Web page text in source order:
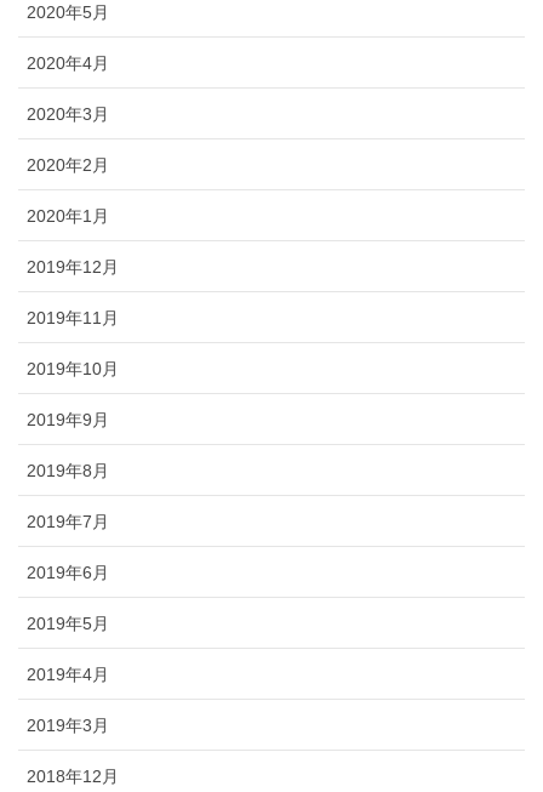
2020年5月
2020年4月
2020年3月
2020年2月
2020年1月
2019年12月
2019年11月
2019年10月
2019年9月
2019年8月
2019年7月
2019年6月
2019年5月
2019年4月
2019年3月
2018年12月